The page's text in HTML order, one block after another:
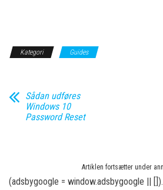
Kategori Guides
Sådan udføres
Windows 10
Password Reset
Artiklen fortsætter under
(adsbygoogle = window.adsbygoogle ||